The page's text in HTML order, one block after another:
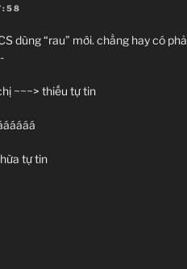
dùng “rau” mới. chẳng hay có
~~~> thiếu tự tin
tự tin